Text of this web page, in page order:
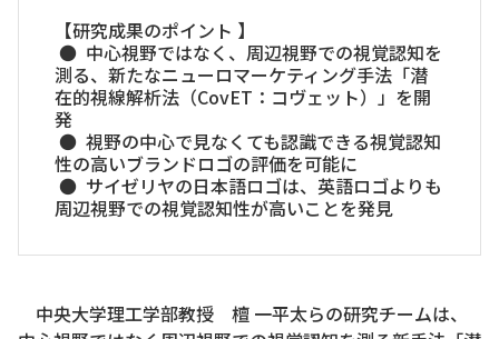
【研究成果のポイント 】
● 中心視野ではなく、周辺視野での視覚認知を
測る、新たなニューロマーケティング手法「潜
在的視線解析法（CovET：コヴェット）」を開
発
● 視野の中心で見なくても認識できる視覚認知
性の高いブランドロゴの評価を可能に
● サイゼリヤの日本語ロゴは、英語ロゴよりも
周辺視野での視覚認知性が高いことを発見
中央大学理工学部教授 檀 一平太らの研究チームは、